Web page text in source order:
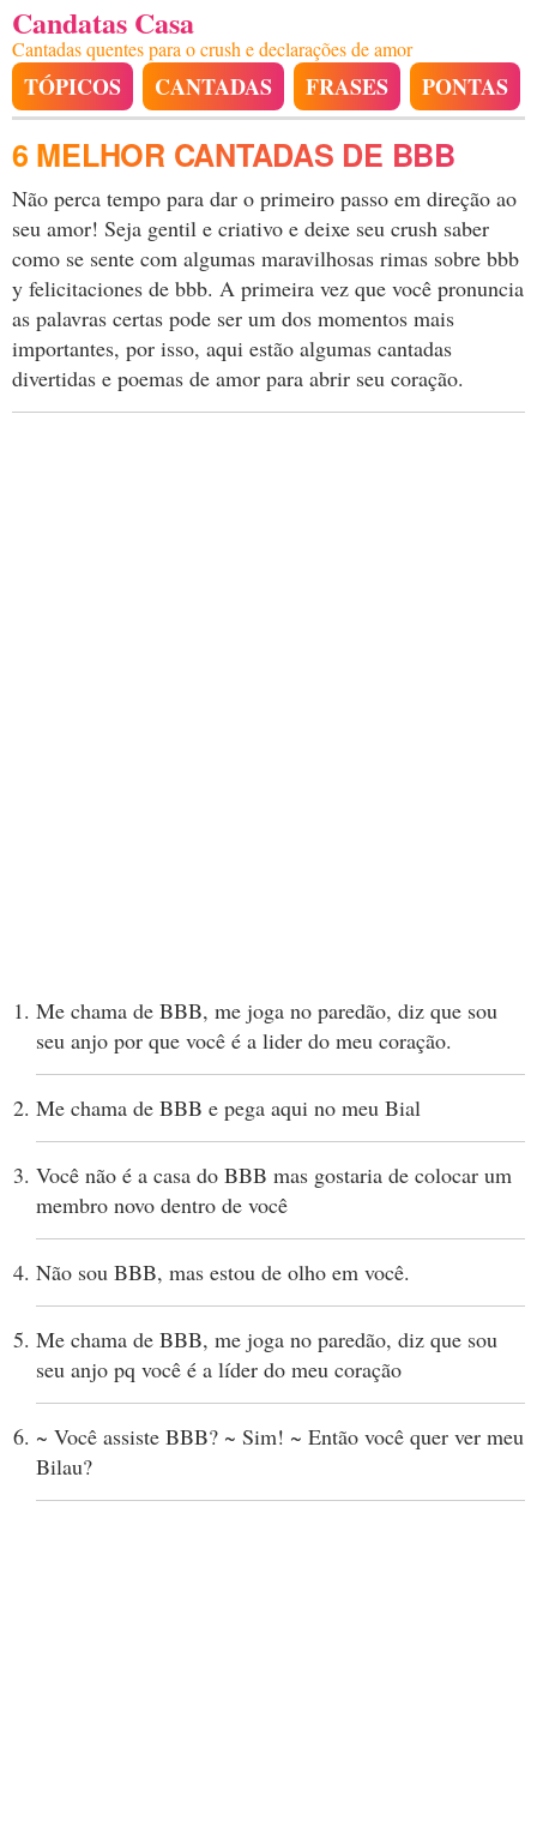
Candatas Casa
Cantadas quentes para o crush e declarações de amor
TÓPICOS CANTADAS FRASES PONTAS
6 MELHOR CANTADAS DE BBB
Não perca tempo para dar o primeiro passo em direção ao
seu amor! Seja gentil e criativo e deixe seu crush saber
como se sente com algumas maravilhosas rimas sobre bbb
y felicitaciones de bbb. A primeira vez que você pronuncia
as palavras certas pode ser um dos momentos mais
importantes, por isso, aqui estão algumas cantadas
divertidas e poemas de amor para abrir seu coração.
Me chama de BBB, me joga no paredão, diz que sou
seu anjo por que você é a lider do meu coração.
Me chama de BBB e pega aqui no meu Bial
Você não é a casa do BBB mas gostaria de colocar um
membro novo dentro de você
Não sou BBB, mas estou de olho em você.
Me chama de BBB, me joga no paredão, diz que sou
seu anjo pq você é a líder do meu coração
~ Você assiste BBB? ~ Sim! ~ Então você quer ver meu
Bilau?